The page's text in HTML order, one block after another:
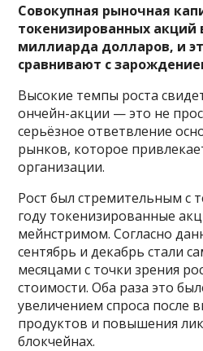
Совокупная рыночная
токенизированных акций
миллиарда долларов, и
сравнивают с
Высокие темпы роста
ончейн-акции — это не
серьёзное ответвление
рынков, которое
организации.
Рост был стремительным с
году токенизированные
мейнстримом. Согласно
сентябрь и декабрь стали
месяцами с точки зрения
стоимости. Оба раза это
увеличением спроса после
продуктов и повышения
блокчейнах.